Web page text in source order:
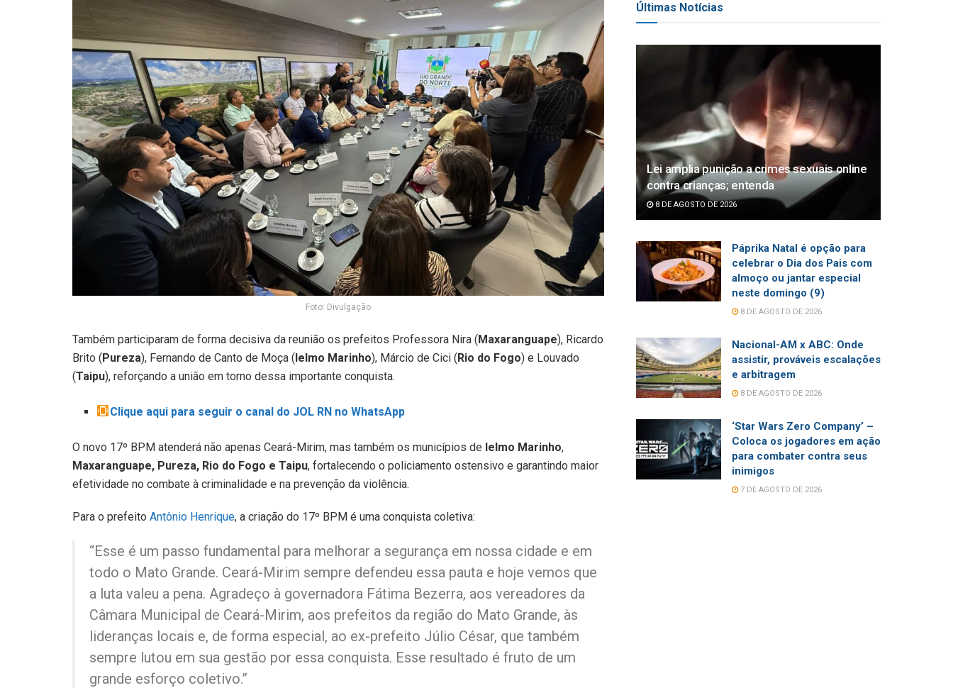
Foto: Divulgação
Também participaram de forma decisiva da reunião os prefeitos Professora Nira (Maxaranguape), Ricardo
Brito (Pureza), Fernando de Canto de Moça (Ielmo Marinho), Márcio de Cici (Rio do Fogo) e Louvado
(Taipu), reforçando a união em torno dessa importante conquista.
Clique aqui para seguir o canal do JOL RN no WhatsApp
O novo 17º BPM atenderá não apenas Ceará-Mirim, mas também os municípios de Ielmo Marinho,
Maxaranguape, Pureza, Rio do Fogo e Taipu, fortalecendo o policiamento ostensivo e garantindo maior
efetividade no combate à criminalidade e na prevenção da violência.
Para o prefeito Antônio Henrique, a criação do 17º BPM é uma conquista coletiva:
“Esse é um passo fundamental para melhorar a segurança em nossa cidade e em
todo o Mato Grande. Ceará-Mirim sempre defendeu essa pauta e hoje vemos que
a luta valeu a pena. Agradeço à governadora Fátima Bezerra, aos vereadores da
Câmara Municipal de Ceará-Mirim, aos prefeitos da região do Mato Grande, às
lideranças locais e, de forma especial, ao ex-prefeito Júlio César, que também
sempre lutou em sua gestão por essa conquista. Esse resultado é fruto de um
grande esforço coletivo.”
Últimas Notícias
Lei amplia punição a crimes sexuais online
contra crianças; entenda
8 DE AGOSTO DE 2026
Páprika Natal é opção para
celebrar o Dia dos Pais com
almoço ou jantar especial
neste domingo (9)
8 DE AGOSTO DE 2026
Nacional-AM x ABC: Onde
assistir, prováveis escalações
e arbitragem
8 DE AGOSTO DE 2026
‘Star Wars Zero Company’ –
Coloca os jogadores em ação
para combater contra seus
inimigos
7 DE AGOSTO DE 2026